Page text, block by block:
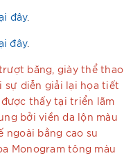
đây.
đây.
băng, giày thể thao
sự diễn giải lại họa tiết
thấy tại triển lãm
bởi viền da lộn màu
ngoài bằng cao su
Monogram tông màu